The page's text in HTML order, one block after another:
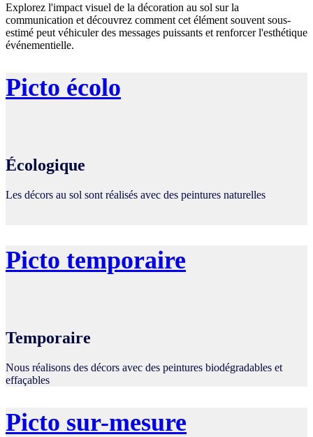
Explorez l'impact visuel de la décoration au sol sur la
communication et découvrez comment cet élément souvent sous-
estimé peut véhiculer des messages puissants et renforcer l'esthétique
événementielle.
Picto écolo
Écologique
Les décors au sol sont réalisés avec des peintures naturelles
Picto temporaire
Temporaire
Nous réalisons des décors avec des peintures biodégradables et
effaçables
Picto sur-mesure